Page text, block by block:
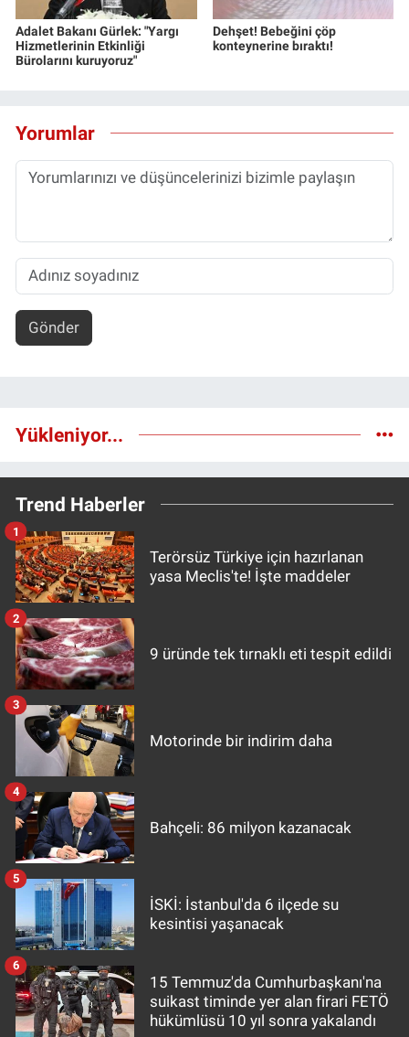
Adalet Bakanı Gürlek: "Yargı
Hizmetlerinin Etkinliği
Bürolarını kuruyoruz"
Dehşet! Bebeğini çöp
konteynerine bıraktı!
Yorumlar
Gönder
Yükleniyor...
Trend Haberler
Terörsüz Türkiye için hazırlanan
yasa Meclis'te! İşte maddeler
1
9 üründe tek tırnaklı eti tespit edildi
2
Motorinde bir indirim daha
3
Bahçeli: 86 milyon kazanacak
4
İSKİ: İstanbul'da 6 ilçede su
kesintisi yaşanacak
5
15 Temmuz'da Cumhurbaşkanı'na
suikast timinde yer alan firari FETÖ
hükümlüsü 10 yıl sonra yakalandı
6